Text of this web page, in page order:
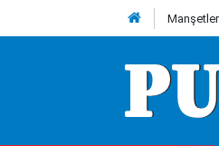
Manşetler